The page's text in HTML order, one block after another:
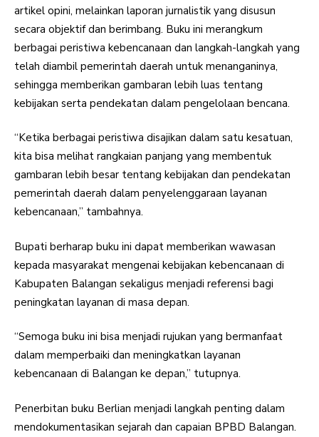
artikel opini, melainkan laporan jurnalistik yang disusun
secara objektif dan berimbang. Buku ini merangkum
berbagai peristiwa kebencanaan dan langkah-langkah yang
telah diambil pemerintah daerah untuk menanganinya,
sehingga memberikan gambaran lebih luas tentang
kebijakan serta pendekatan dalam pengelolaan bencana.
“Ketika berbagai peristiwa disajikan dalam satu kesatuan,
kita bisa melihat rangkaian panjang yang membentuk
gambaran lebih besar tentang kebijakan dan pendekatan
pemerintah daerah dalam penyelenggaraan layanan
kebencanaan,” tambahnya.
Bupati berharap buku ini dapat memberikan wawasan
kepada masyarakat mengenai kebijakan kebencanaan di
Kabupaten Balangan sekaligus menjadi referensi bagi
peningkatan layanan di masa depan.
“Semoga buku ini bisa menjadi rujukan yang bermanfaat
dalam memperbaiki dan meningkatkan layanan
kebencanaan di Balangan ke depan,” tutupnya.
Penerbitan buku Berlian menjadi langkah penting dalam
mendokumentasikan sejarah dan capaian BPBD Balangan.